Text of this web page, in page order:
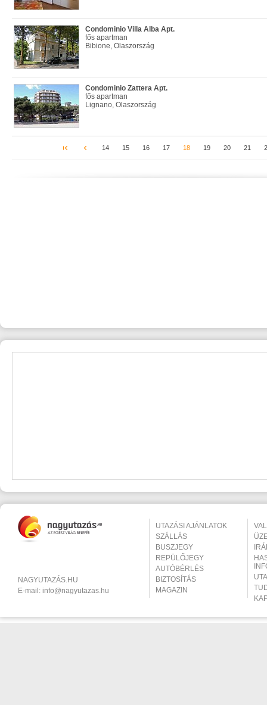
Condominio Villa Alba Apt.
fős apartman
Bibione, Olaszország
Condominio Zattera Apt.
fős apartman
Lignano, Olaszország
14 15 16 17 18 19 20 21
NAGYUTAZÁS.HU
E-mail: info@nagyutazas.hu
UTAZÁSI AJÁNLATOK
SZÁLLÁS
BUSZJEGY
REPÜLŐJEGY
AUTÓBÉRLÉS
BIZTOSÍTÁS
MAGAZIN